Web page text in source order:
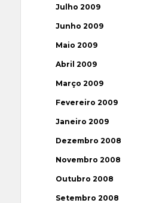
Julho 2009
Junho 2009
Maio 2009
Abril 2009
Março 2009
Fevereiro 2009
Janeiro 2009
Dezembro 2008
Novembro 2008
Outubro 2008
Setembro 2008